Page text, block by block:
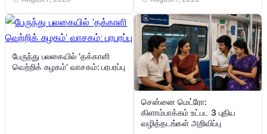
பேருந்து பலகையில் ‘தக்காளி
வெற்றிக் கழகம்’ வாசகம்: பரபரப்பு
சென்னை மெட்ரோ:
கிளாம்பாக்கம் உட்பட 3 புதிய
வழித்தடங்கள் அறிவிப்பு